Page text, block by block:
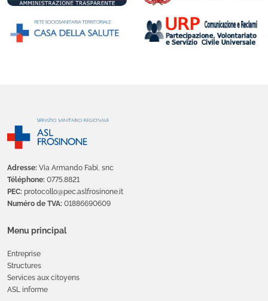
Adresse: Via Armando Fabi, snc
Téléphone: 0775.8821
PEC: protocollo@pec.aslfrosinone.it
Numéro de TVA: 01886690609
Menu principal
Entreprise
Structures
Services aux citoyens
ASL informe